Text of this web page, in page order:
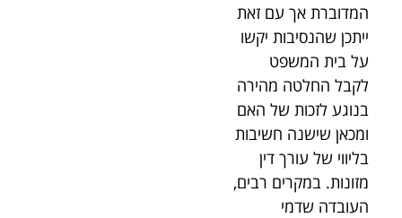
המדוברת אך עם זאת
ייתכן שהנסיבות יקשו
על בית המשפט
לקבל החלטה מהירה
בנוגע לזכות של האם
ומכאן שישנה חשיבות
בליווי של עורך דין
מזונות. במקרים רבים,
העובדה שדמי